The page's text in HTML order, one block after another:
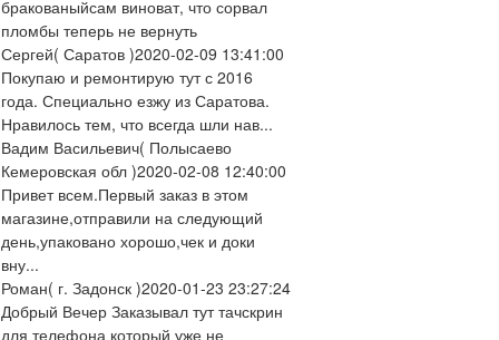
бракованыйсам виноват, что сорвал
пломбы теперь не вернуть
Сергей( Саратов )2020-02-09 13:41:00
Покупаю и ремонтирую тут с 2016
года. Специально езжу из Саратова.
Нравилось тем, что всегда шли нав...
Вадим Васильевич( Полысаево
Кемеровская обл )2020-02-08 12:40:00
Привет всем.Первый заказ в этом
магазине,отправили на следующий
день,упаковано хорошо,чек и доки
вну...
Роман( г. Задонск )2020-01-23 23:27:24
Добрый Вечер Заказывал тут тачскрин
для телефона который уже не